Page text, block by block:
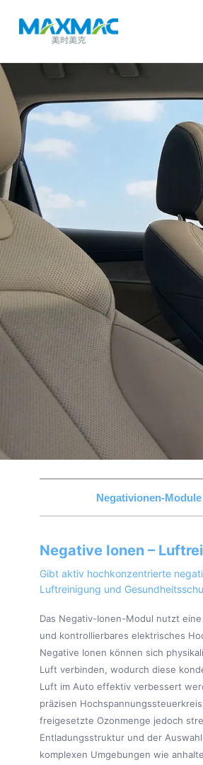
Negativionen-Module
Negative Ionen –
Gibt aktiv hochkonzentrierte
Luftreinigung und
Das Negativ-Ionen-Modul nutzt
und kontrollierbares elektrisches
Negative Ionen können sich
Luft verbinden, wodurch diese
Luft im Auto effektiv verbessert
präzisen
freigesetzte Ozonmenge jedoch
Entladungsstruktur und der
komplexen Umgebungen wie